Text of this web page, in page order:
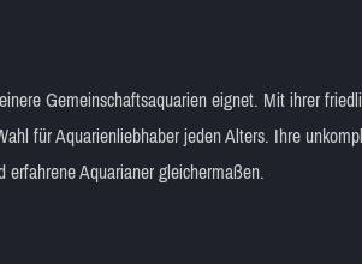
Gemeinschaftsaquarien eignet. Mit ihrer
für Aquarienliebhaber jeden Alters. Ihre
Aquarianer gleichermaßen.